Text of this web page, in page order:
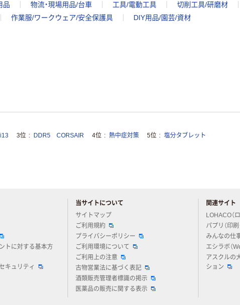
品 物流・現場用品/台車 工具/電動工具 切削工具/研磨材
作業服/ワークウェア/安全保護具 DIY用品/園芸/資材
3位 DDR5 CORSAIR 4位 熱中症対策 5位 塩分タブレット
トに対する基本方
キュリティ
当サイトについて
サイトマップ
ご利用規約
プライバシーポリシー
ご利用環境について
ご利用上の注意
古物営業法に基づく表記
酒類販売管理者標識の掲示
医薬品の販売に関する表示
関連サイト
LOHACO（
パプリ（印刷
みんなの仕
エシラボ（
アスクルの
ション